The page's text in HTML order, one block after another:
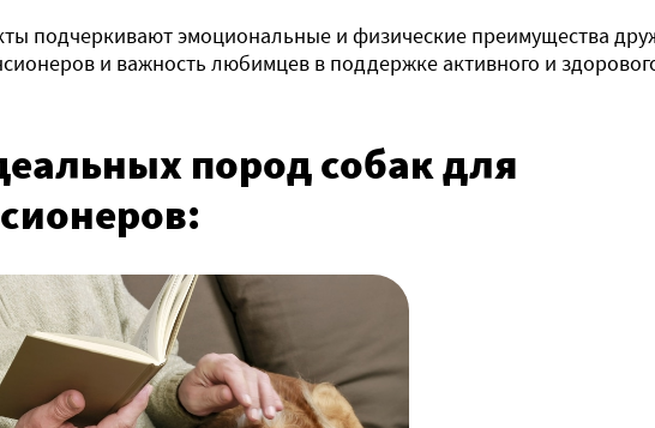
подчеркивают эмоциональные и физические преимущества
и важность любимцев в поддержке активного и
пород собак для